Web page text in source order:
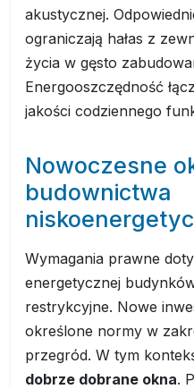
akustycznej.
ograniczają hałas z
życia w gęsto
Energooszczędność
jakości codziennego
Nowoczesne
budownictwa
Wymagania prawne
energetycznej
restrykcyjne. Nowe
określone normy w
przegród. W tym
dobrze dobrane okna.